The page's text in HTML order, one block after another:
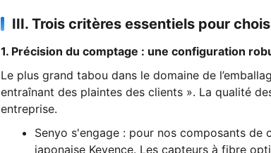
III. Trois critères essentiels pour
1. Précision du comptage : une configuration
Le plus grand tabou dans le domaine de
entraînant des plaintes des clients ». La qualité
entreprise.
Senyo s'engage : pour nos composants
japonaise Keyence. Les capteurs à fibre